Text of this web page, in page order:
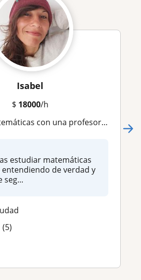
Isabel
$ 18000/h
profesora experta y mejora tus resultados desde la primera clase
estudiar matemáticas
entendiendo de verdad y
seg...
(5)